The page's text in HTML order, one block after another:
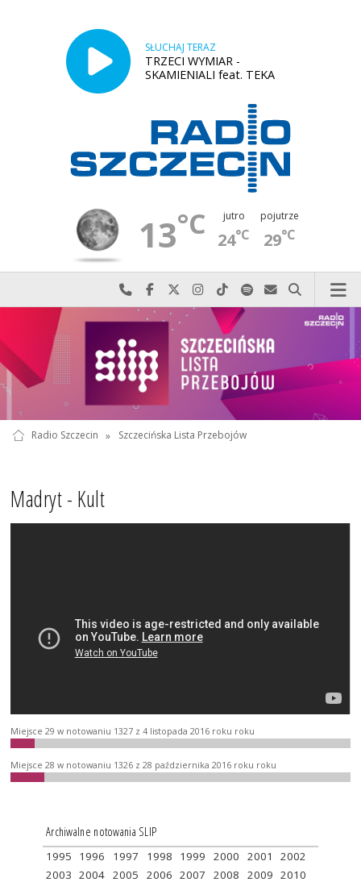
SŁUCHAJ TERAZ
TRZECI WYMIAR -
SKAMIENIALI feat. TEKA
13°C jutro
24°C
pojutrze
29°C
Najlepiej po prostu do nas zadzwoń
Odwiedź nas na Facebook-u
Odwiedź nas na X
Odwiedź nas na Instagram-ie
Odwiedź nas na TikTok-u
Szukaj nas na Spotify
Wyślij do nas
Szukaj
Radio Szczecin » Szczecińska Lista Przebojów
Madryt - Kult
Miejsce 29 w notowaniu 1327 z 4 listopada 2016 roku roku
Miejsce 28 w notowaniu 1326 z 28 października 2016 roku roku
Archiwalne notowania SLIP
1995 1996 1997 1998 1999 2000 2001
2002
2003 2004 2005 2006 2007 2008 2009 2010